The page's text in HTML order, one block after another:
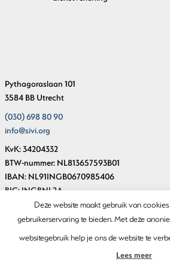
Pythagoraslaan 101
3584 BB Utrecht
(030) 698 80 90
info@sivi.org
KvK: 34204332
BTW-nummer: NL813657593B01
IBAN: NL91INGB0670985406
BIC: INGBNL2A
Privacystatement
Deze website maakt gebruik van
gebruikerservaring te bieden. Met deze
websitegebruik help je ons de website te
Lees meer